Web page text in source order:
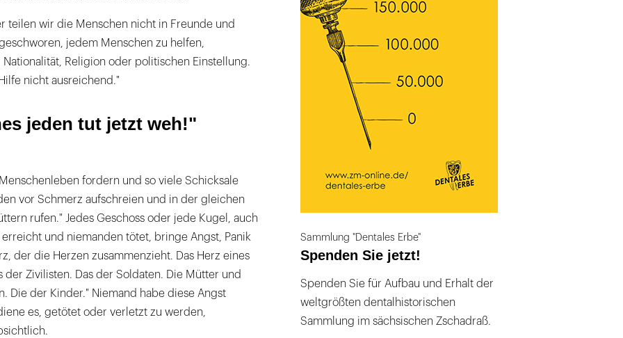
teilen wir die Menschen nicht in Freunde und
jedem Menschen zu helfen,
Religion oder politischen Einstellung.
nicht ausreichend."
jeden tut jetzt weh!"
fordern und so viele Schicksale
vor Schmerz aufschreien und in der gleichen
rufen." Jedes Geschoss oder jede Kugel, auch
und niemanden tötet, bringe Angst, Panik
der die Herzen zusammenzieht. Das Herz eines
der Zivilisten. Das der Soldaten. Die Mütter und
Die der Kinder." Niemand habe diese Angst
es, getötet oder verletzt zu werden,
Sammlung "Dentales Erbe"
Spenden Sie jetzt!
Spenden Sie für Aufbau und Erhalt der
weltgrößten dentalhistorischen
Sammlung im sächsischen Zschadraß.